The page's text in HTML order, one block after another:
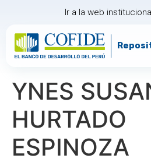
Ir a la web
YNES
HURTADO
ESPINOZA